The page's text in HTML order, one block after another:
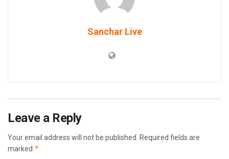
Sanchar Live
Leave a Reply
Your email address will not be published. Required fields are
marked *